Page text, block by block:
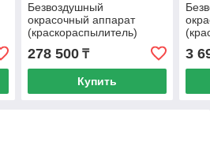
Безвоздушный
окрасочный аппарат
(краскораспылитель)
Wagner Control Pro 250M
278 500₸
Купить
3